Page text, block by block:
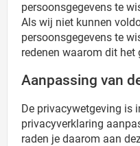
persoonsgegevens te
Als wij niet kunnen
persoonsgegevens te
redenen waarom dit het
Aanpassing van
De privacywetgeving is
privacyverklaring
raden je daarom aan